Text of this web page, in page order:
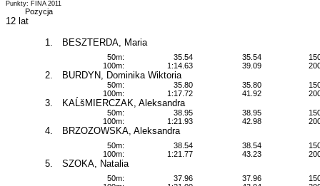
Punkty: FINA 2011
Pozycja
12 lat
1.
BESZTERDA, Maria
50m:
100m:
35.54
1:14.63
35.54
39.09
2. BURDYN, Dominika Wiktoria
50m:
100m:
35.80
1:17.72
35.80
41.92
3. KAĹšMIERCZAK, Aleksandra
50m:
100m:
38.95
1:21.93
38.95
42.98
4. BRZOZOWSKA, Aleksandra
50m:
100m:
38.54
1:21.77
38.54
43.23
5. SZOKA, Natalia
50m:
37.96
37.96